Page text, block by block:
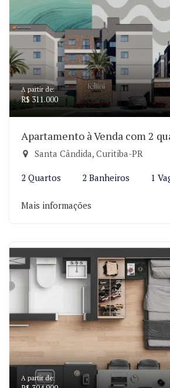
A partir de:
R$ 311.000
Apartamento à Venda com 2
Santa Cândida, Curitiba-PR
2 Quartos 2 Banheiros 1
Mais informações
A partir de: